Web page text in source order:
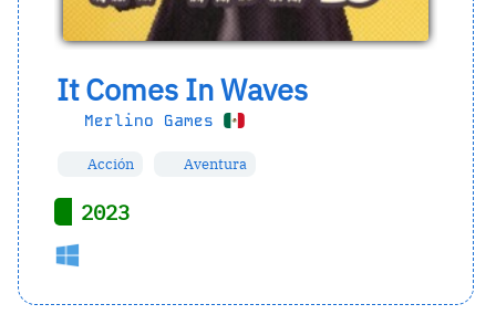
It Comes In Waves
Merlino Games
Acción Aventura
2023